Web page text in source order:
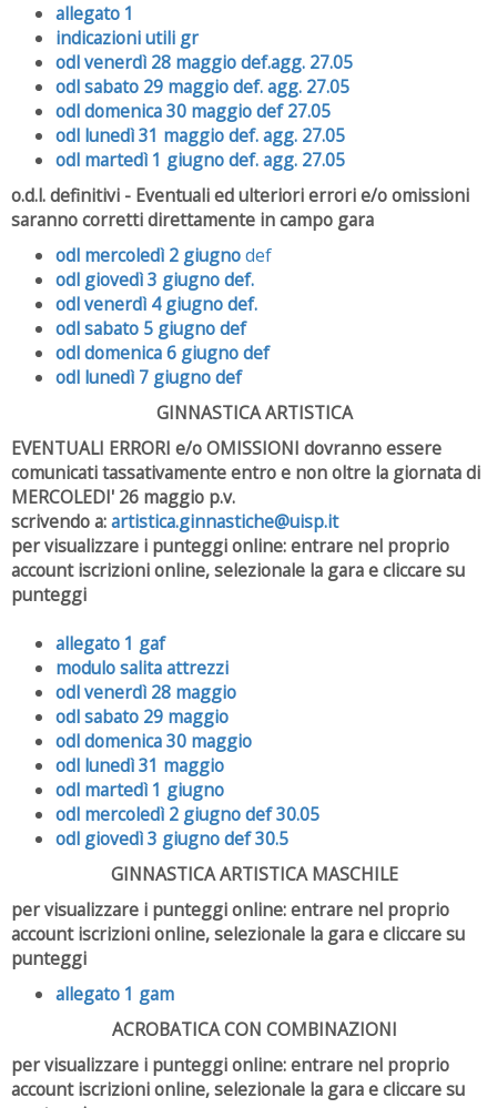
allegato 1
indicazioni utili gr
odl venerdì 28 maggio def.agg. 27.05
odl sabato 29 maggio def. agg. 27.05
odl domenica 30 maggio def 27.05
odl lunedì 31 maggio def. agg. 27.05
odl martedì 1 giugno def. agg. 27.05
o.d.l. definitivi - Eventuali ed ulteriori errori e/o omissioni
saranno corretti direttamente in campo gara
odl mercoledì 2 giugnodef
odl giovedì 3 giugno def.
odl venerdì 4 giugno def.
odl sabato 5 giugno def
odl domenica 6 giugno def
odl lunedì 7 giugno def
GINNASTICA ARTISTICA
EVENTUALI ERRORI e/o OMISSIONI dovranno essere
comunicati tassativamente entro e non oltre la giornata di
MERCOLEDI' 26 maggio p.v.
scrivendo a:artistica.ginnastiche@uisp.it
per visualizzare i punteggi online: entrare nel proprio
account iscrizioni online, selezionale la gara e cliccare su
punteggi
allegato 1 gaf
modulo salita attrezzi
odl venerdì 28 maggio
odl sabato 29 maggio
odl domenica 30 maggio
odl lunedì 31 maggio
odl martedì 1 giugno
odl mercoledì 2 giugno def 30.05
odl giovedì 3 giugno def 30.5
GINNASTICA ARTISTICA MASCHILE
per visualizzare i punteggi online: entrare nel proprio
account iscrizioni online, selezionale la gara e cliccare su
punteggi
allegato 1 gam
ACROBATICA CON COMBINAZIONI
per visualizzare i punteggi online: entrare nel proprio
account iscrizioni online, selezionale la gara e cliccare su